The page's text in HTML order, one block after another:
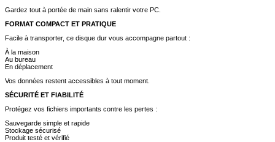
Gardez tout à portée de main sans ralentir votre PC.
FORMAT COMPACT ET PRATIQUE
Facile à transporter, ce disque dur vous accompagne partout :
À la maison
Au bureau
En déplacement
Vos données restent accessibles à tout moment.
SÉCURITÉ ET FIABILITÉ
Protégez vos fichiers importants contre les pertes :
Sauvegarde simple et rapide
Stockage sécurisé
Produit testé et vérifié